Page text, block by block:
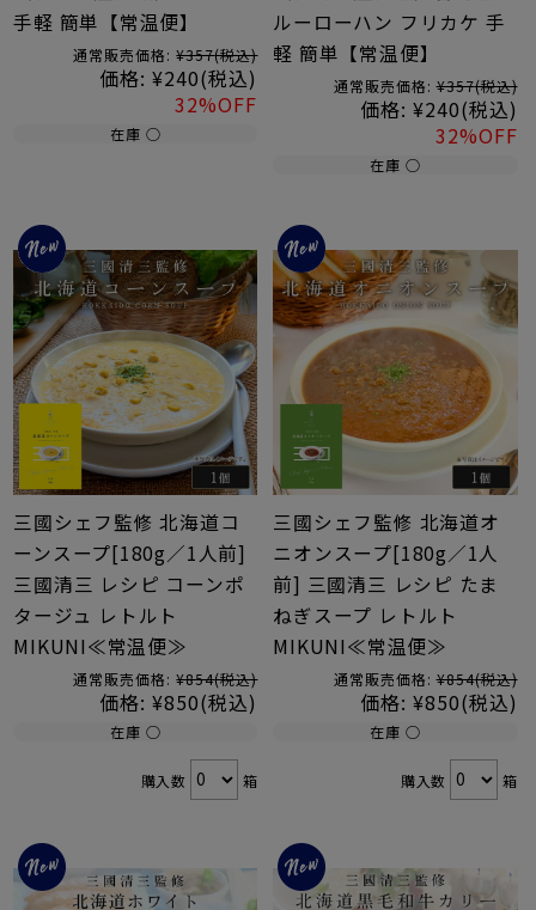
手軽 簡単【常温便】
通常販売価格: ¥357(税込)
価格: ¥240(税込)
32%OFF
在庫 ○
ルーローハン フリカケ 手
軽 簡単【常温便】
通常販売価格: ¥357(税込)
価格: ¥240(税込)
32%OFF
在庫 ○
三國シェフ監修 北海道コ
ーンスープ[180g／1人前]
三國清三 レシピ コーンポ
タージュ レトルト
MIKUNI≪常温便≫
通常販売価格: ¥854(税込)
価格: ¥850(税込)
在庫 ○
購入数 箱
三國シェフ監修 北海道オ
ニオンスープ[180g／1人
前] 三國清三 レシピ たま
ねぎスープ レトルト
MIKUNI≪常温便≫
通常販売価格: ¥854(税込)
価格: ¥850(税込)
在庫 ○
購入数 箱